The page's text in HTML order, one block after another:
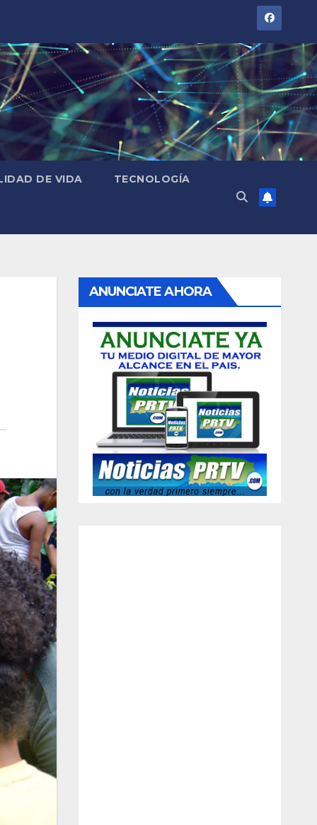
DE VIDA TECNOLOGÍA
ANUNCIATE AHORA